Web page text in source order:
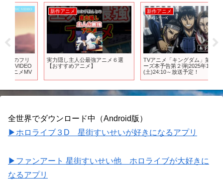
新作アニメ
実力隠し主人公最強アニメ６選
【おすすめアニメ】
新作アニメ
TVアニメ「キングダム」第6シリ
ーズ本予告第２弾|2025年10月4日
(土)24:10～放送予定！
【
全世界でダウンロード中（Android版）
▶ホロライブ３D 星街すいせいが好きになるアプリ
▶ファンアート 星街すいせい他 ホロライブが大好きに
なるアプリ